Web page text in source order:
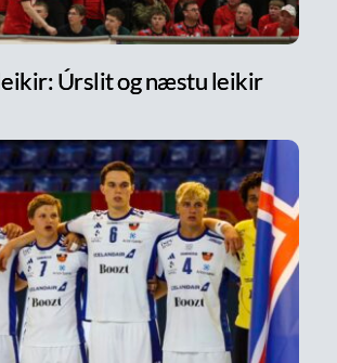
Úrslit og næstu leikir